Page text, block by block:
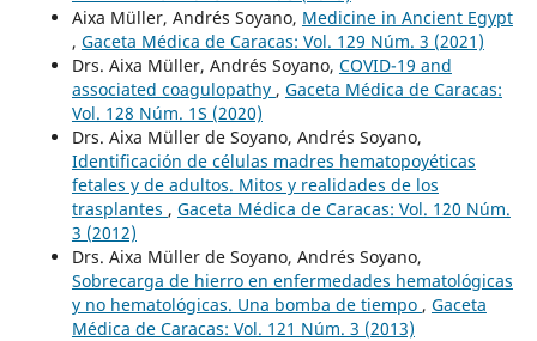
Aixa Müller, Andrés Soyano, Medicine in Ancient Egypt
, Gaceta Médica de Caracas: Vol. 129 Núm. 3 (2021)
Drs. Aixa Müller, Andrés Soyano, COVID-19 and
associated coagulopathy , Gaceta Médica de Caracas:
Vol. 128 Núm. 1S (2020)
Drs. Aixa Müller de Soyano, Andrés Soyano,
Identificación de células madres hematopoyéticas
fetales y de adultos. Mitos y realidades de los
trasplantes , Gaceta Médica de Caracas: Vol. 120 Núm.
3 (2012)
Drs. Aixa Müller de Soyano, Andrés Soyano,
Sobrecarga de hierro en enfermedades hematológicas
y no hematológicas. Una bomba de tiempo , Gaceta
Médica de Caracas: Vol. 121 Núm. 3 (2013)